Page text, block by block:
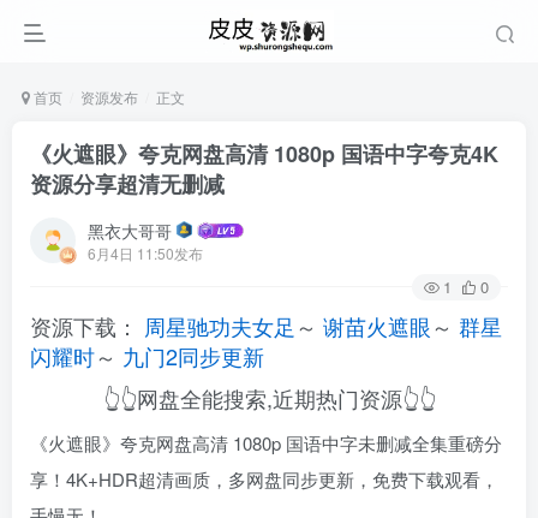
首页 资源发布 正文
《火遮眼》夸克网盘高清 1080p 国语中字夸克4K
资源分享超清无删减
黑衣大哥哥
6月4日 11:50发布
1 0
资源下载： 周星驰功夫女足 ～ 谢苗火遮眼～ 群星
闪耀时～ 九门2同步更新
👆👆网盘全能搜索,近期热门资源👆👆
《火遮眼》夸克网盘高清 1080p 国语中字未删减全集重磅分
享！4K+HDR超清画质，多网盘同步更新，免费下载观看，